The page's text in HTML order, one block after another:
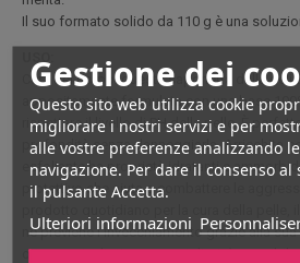
Gestione dei
Questo sito web utilizza cookie
migliorare i nostri servizi e per
alle vostre preferenze analizzando
navigazione. Per dare il consenso
il pulsante Accetta.
Ulteriori informazioni
Il suo formato solido da 110 g è una
Cura del corpo: questa saponetta dalla
appositamente formulata con una base
rispettare il livello di PH della pelle. È
profondità senza danneggiarla. Arricchita
esfoliante ha proprietà idratanti e
protettivo che aiuta a combattere le
ne previene l'invecchiamento grazie alla
ottenere risultati ancora migliori, è